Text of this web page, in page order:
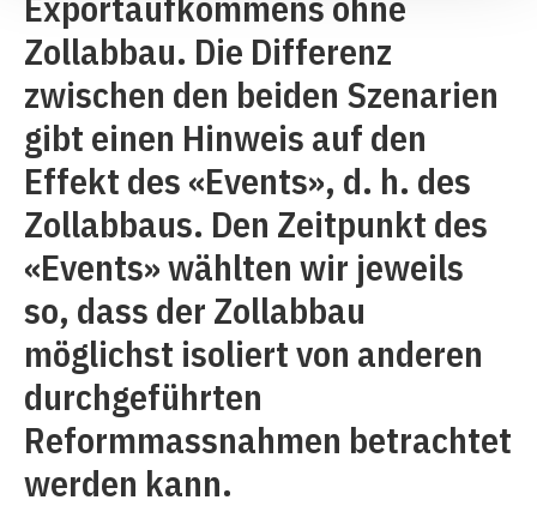
Zollabbau. Die Differenz
zwischen den beiden Szenarien
gibt einen Hinweis auf den
Effekt des «Events», d. h. des
Zollabbaus. Den Zeitpunkt des
«Events» wählten wir jeweils
so, dass der Zollabbau
möglichst isoliert von anderen
durchgeführten
Reformmassnahmen betrachtet
werden kann.